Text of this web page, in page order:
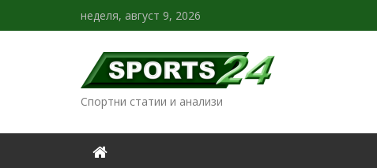
неделя, август 9, 2026
Спортни статии и анализи